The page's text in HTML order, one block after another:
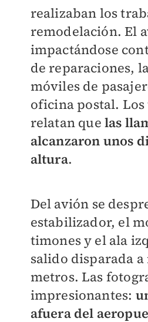
realizaban los
remodelación. El
impactándose
de reparaciones,
móviles de
oficina postal. Los
relatan que las
alcanzaron unos
altura.
Del avión se
estabilizador, el
timones y el ala
salido disparada a
metros. Las
impresionantes:
afuera del